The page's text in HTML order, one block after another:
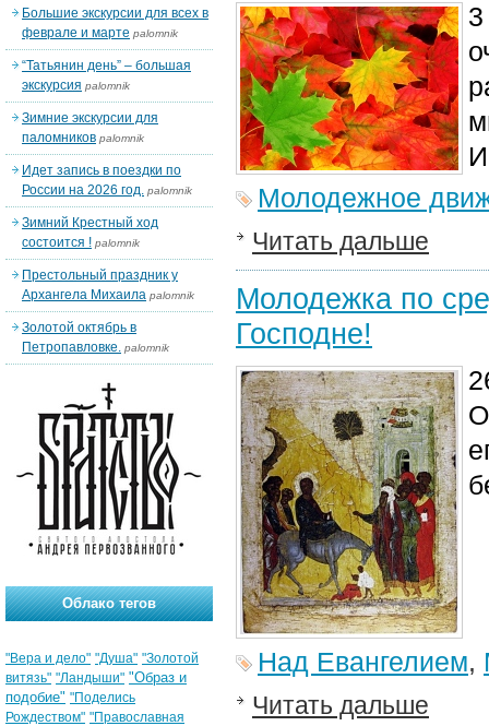
Молодежное
Читать дальше
Молодежка по
Господне!
Над Евангелием,
Читать дальше
Большие экскурсии для всех в
феврале и марте palomnik
“Татьянин день” – большая
экскурсия palomnik
Зимние экскурсии для
паломников palomnik
Идет запись в поездки по
России на 2026 год. palomnik
Зимний Крестный ход
состоится ! palomnik
Престольный праздник у
Архангела Михаила palomnik
Золотой октябрь в
Петропавловке. palomnik
Облако тегов
"Вера и дело" "Душа" "Золотой
витязь" "Ландыши" "Образ и
подобие" "Поделись
Рождеством" "Православная